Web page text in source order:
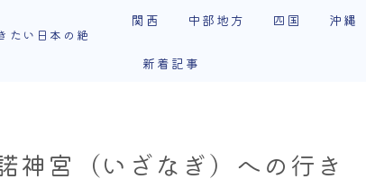
たい日本の絶
関西
奈良
中部地方
福井
四国 沖縄
新着記事
神宮（いざなぎ）への行き